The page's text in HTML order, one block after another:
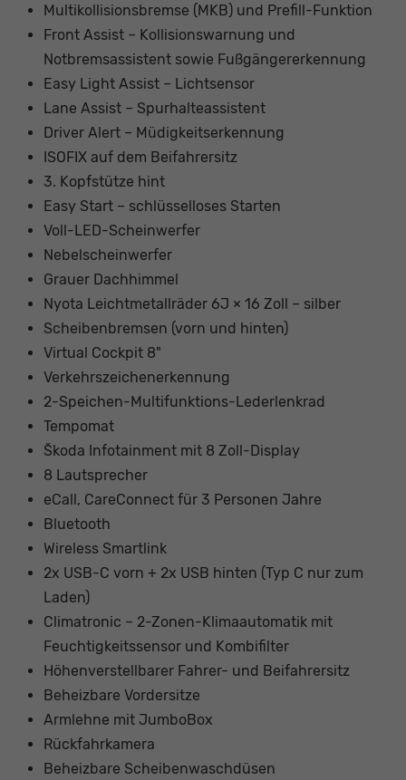
Multikollisionsbremse (MKB) und Prefill-Funktion
Front Assist – Kollisionswarnung und
Notbremsassistent sowie Fußgängererkennung
Easy Light Assist – Lichtsensor
Lane Assist – Spurhalteassistent
Driver Alert – Müdigkeitserkennung
ISOFIX auf dem Beifahrersitz
3. Kopfstütze hint
Easy Start – schlüsselloses Starten
Voll-LED-Scheinwerfer
Nebelscheinwerfer
Grauer Dachhimmel
Nyota Leichtmetallräder 6J × 16 Zoll – silber
Scheibenbremsen (vorn und hinten)
Virtual Cockpit 8"
Verkehrszeichenerkennung
2-Speichen-Multifunktions-Lederlenkrad
Tempomat
Škoda Infotainment mit 8 Zoll-Display
8 Lautsprecher
eCall, CareConnect für 3 Personen Jahre
Bluetooth
Wireless Smartlink
2x USB-C vorn + 2x USB hinten (Typ C nur zum
Laden)
Climatronic – 2-Zonen-Klimaautomatik mit
Feuchtigkeitssensor und Kombifilter
Höhenverstellbarer Fahrer- und Beifahrersitz
Beheizbare Vordersitze
Armlehne mit JumboBox
Rückfahrkamera
Beheizbare Scheibenwaschdüsen